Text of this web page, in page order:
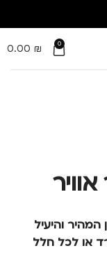
0
0.00 ₪
המהיר והיעיל
או לכל חלל